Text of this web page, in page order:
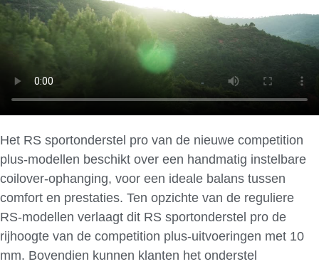
Het RS sportonderstel pro van de nieuwe competition
plus-modellen beschikt over een handmatig instelbare
coilover-ophanging, voor een ideale balans tussen
comfort en prestaties. Ten opzichte van de reguliere
RS-modellen verlaagt dit RS sportonderstel pro de
rijhoogte van de competition plus-uitvoeringen met 10
mm. Bovendien kunnen klanten het onderstel